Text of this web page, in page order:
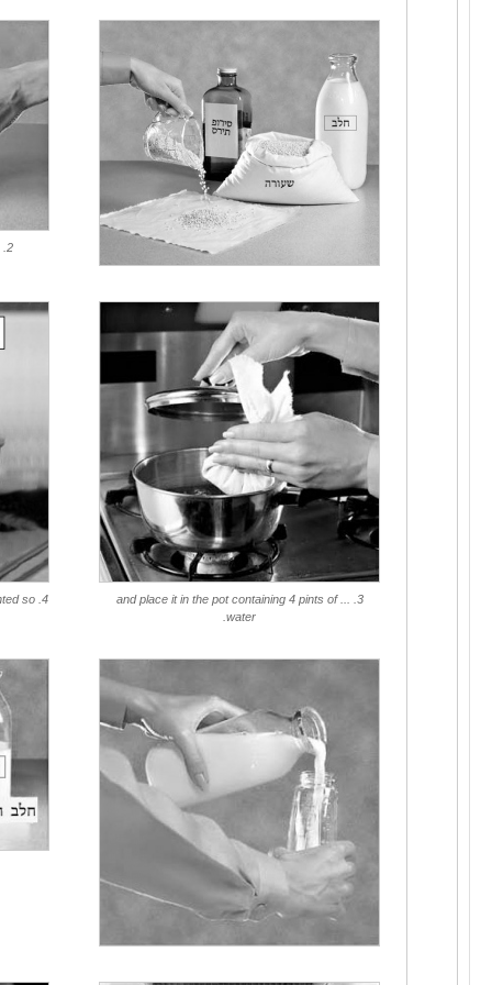
2. Tie it loosely to allow for expansion...
3. ... and place it in the pot containing 4 pints of
water.
so